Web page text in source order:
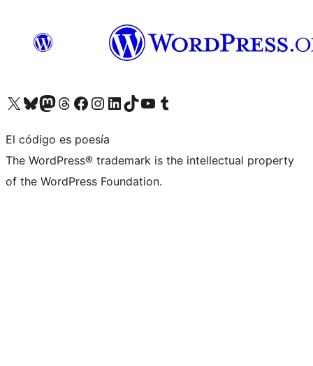
Visita nuestra cuenta de X (anteriormente Twitter)
Visita nuestra cuenta de Bluesky
Visita nuestra cuenta de Mastodon
Visita nuestra cuenta de Threads
Visita nuestra página de Facebook
Visita nuestra cuenta de Instagram
Visita nuestra cuenta de LinkedIn
Visita nuestra cuenta de TikTok
Visita nuestro canal de YouTube
Visita nuestra cuenta de Tumblr
El código es poesía
The WordPress® trademark is the intellectual property
of the WordPress Foundation.